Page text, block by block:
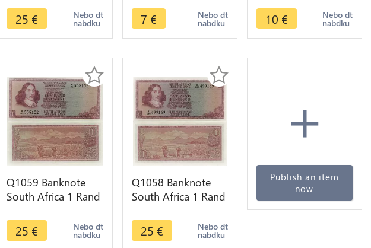
1978-1994 UNC
25 € Nebo dt
nabdku
1993 - 1999 ->
Make Offer
7 € Nebo dt
nabdku
1978-1990 AU
10 € Nebo dt
nabdku
Q1059 Banknote
South Africa 1 Rand
1973 - 1975 UNC
25 € Nebo dt
nabdku
Q1058 Banknote
South Africa 1 Rand
1973 - 1975 UNC
25 € Nebo dt
nabdku
+
Publish an item
now